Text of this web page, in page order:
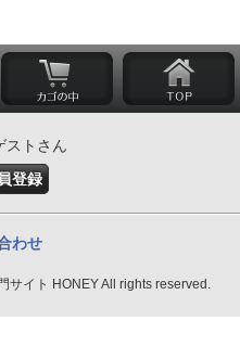
ストさん
登録
わせ
イト HONEY All rights reserved.